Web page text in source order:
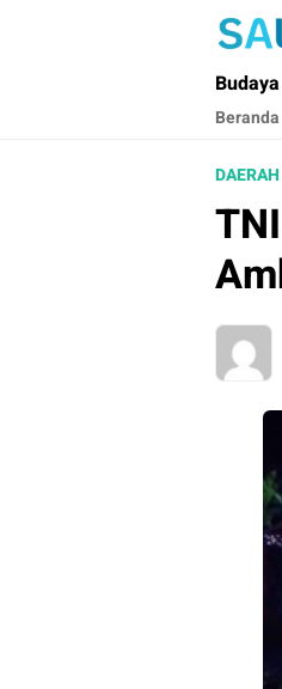
Salam
Budaya
Beranda
DAERAH